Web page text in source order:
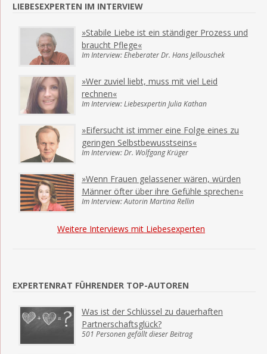
LIEBESEXPERTEN IM INTERVIEW
»Stabile Liebe ist ein ständiger Prozess und
braucht Pflege«
Im Interview: Eheberater Dr. Hans Jellouschek
»Wer zuviel liebt, muss mit viel Leid
rechnen«
Im Interview: Liebesxpertin Julia Kathan
»Eifersucht ist immer eine Folge eines zu
geringen Selbstbewusstseins«
Im Interview: Dr. Wolfgang Krüger
»Wenn Frauen gelassener wären, würden
Männer öfter über ihre Gefühle sprechen«
Im Interview: Autorin Martina Rellin
Weitere Interviews mit Liebesexperten
EXPERTENRAT FÜHRENDER TOP-AUTOREN
Was ist der Schlüssel zu dauerhaften
Partnerschaftsglück?
501 Personen gefällt dieser Beitrag